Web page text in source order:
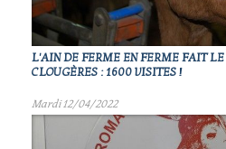
L'AIN DE FERME EN FERME FAIT
CLOUGÈRES : 1600 VISITES !
Mardi 12/04/2022